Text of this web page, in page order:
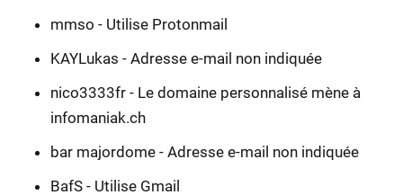
mmso - Utilise Protonmail
KAYLukas - Adresse e-mail non indiquée
nico3333fr - Le domaine personnalisé mène à
infomaniak.ch
bar majordome - Adresse e-mail non indiquée
BafS - Utilise Gmail